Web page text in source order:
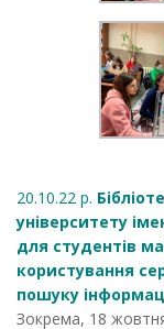
20.10.22 р.
університету
для студентів
користування
пошуку
Зокрема, 18